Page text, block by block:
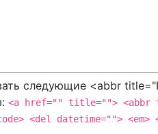
следующие <abbr
<a href="" title=""> <abbr
<del datetime="">